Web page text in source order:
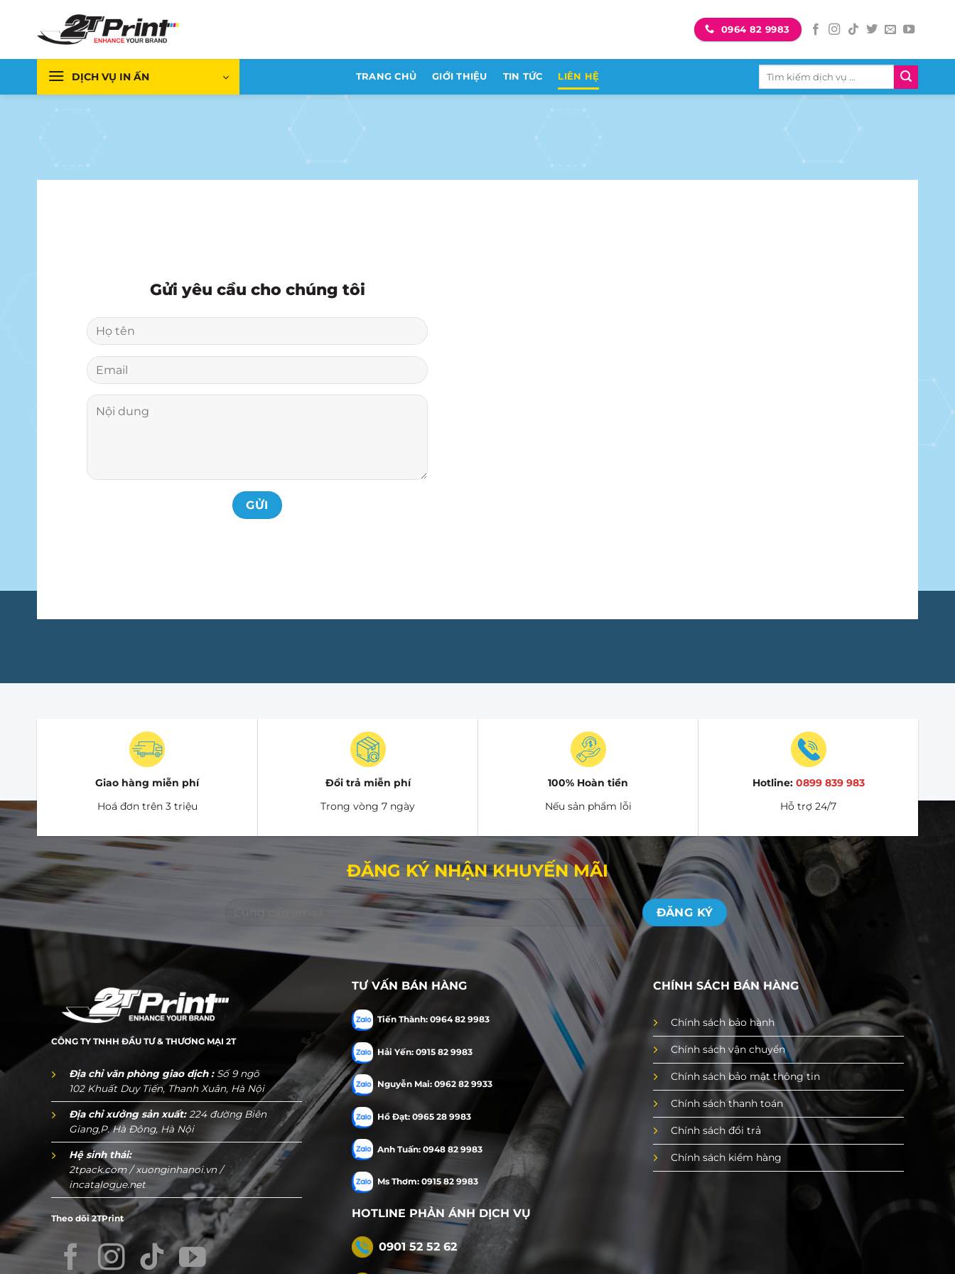
dung
0964 82 9983
DỊCH VỤ IN ẤN TRANG CHỦ GIỚI THIỆU TIN TỨC LIÊN HỆ
Tìm
Gửi yêu cầu cho chúng tôi
Giao hàng miễn phí
Hoá đơn trên 3 triệu
Đổi trả miễn phí
Trong vòng 7 ngày
100% Hoàn tiền
Nếu sản phẩm lỗi
Hotline: 0899 839 983
Hỗ trợ 24/7
ĐĂNG KÝ NHẬN KHUYẾN MÃI
CÔNG TY TNHH ĐẦU TƯ & THƯƠNG MẠI 2T
Địa chỉ văn phòng giao dịch :Số 9 ngõ
102 Khuất Duy Tiến, Thanh Xuân, Hà Nội
Địa chỉ xưởng sản xuất:224 đường Biên
Giang,P. Hà Đông, Hà Nội
Hệ sinh thái:
2tpack.com /xuonginhanoi.vn /
incatalogue.net
Theo dõi 2TPrint
TƯ VẤN BÁN HÀNG
Tiến Thành: 0964 82 9983
Hải Yến: 0915 82 9983
Nguyễn Mai: 0962 82 9933
Hồ Đạt: 0965 28 9983
Anh Tuấn: 0948 82 9983
Ms Thơm: 0915 82 9983
HOTLINE PHẢN ÁNH DỊCH VỤ
0901 52 52 62
CHÍNH SÁCH BÁN HÀNG
Chính sách bảo hành
Chính sách vận chuyển
Chính sách bảo mật thông tin
Chính sách thanh toán
Chính sách đổi trả
Chính sách kiểm hàng